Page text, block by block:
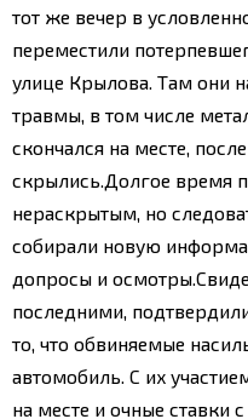
тот же вечер в
переместили
улице Крылова. Там они
травмы, в том числе
скончался на месте,
скрылись.Долгое время
нераскрытым, но
собирали новую
допросы и осмотры.
последними,
то, что обвиняемые
автомобиль. С их
на месте и очные ставки